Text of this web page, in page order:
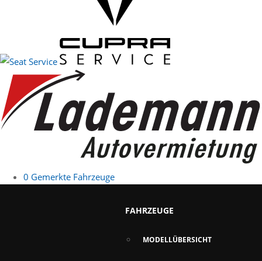
FAHRZEUGE
MODELLÜBERSICHT
0 Gemerkte Fahrzeuge